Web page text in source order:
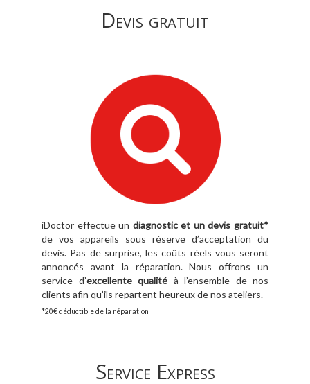
Devis gratuit
iDoctor effectue un diagnostic et un devis gratuit*
de vos appareils sous réserve d’acceptation du
devis. Pas de surprise, les coûts réels vous seront
annoncés avant la réparation. Nous offrons un
service d’excellente qualité à l’ensemble de nos
clients afin qu’ils repartent heureux de nos ateliers.
*20€ déductible de la réparation
Service Express